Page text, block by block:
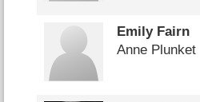
Emily Fairn
Anne Plunket